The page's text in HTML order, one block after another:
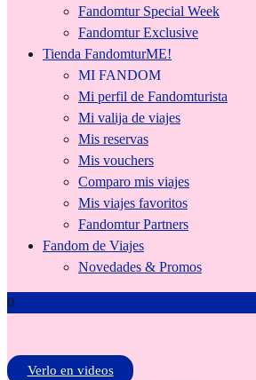
Fandomtur Special Week
Fandomtur Exclusive
Tienda FandomturME!
MI FANDOM
Mi perfil de Fandomturista
Mi valija de viajes
Mis reservas
Mis vouchers
Comparo mis viajes
Mis viajes favoritos
Fandomtur Partners
Fandom de Viajes
Novedades & Promos
0
Verlo en videos